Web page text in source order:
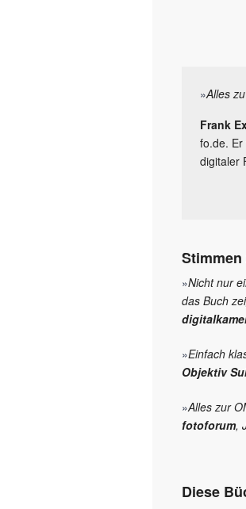
»Alles
Frank
fo.de.
digitaler
»Nicht nur
das Buch
»Einfach
Objektiv
»Alles zur
fotoforum,
Diese